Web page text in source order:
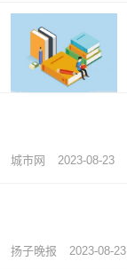
城市网 2023-08-23
扬子晚报 2023-08-23